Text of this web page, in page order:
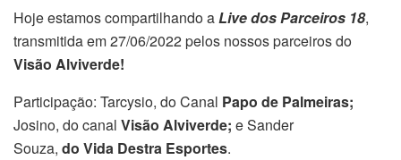
Hoje estamos compartilhando aLive dos Parceiros 18,
transmitida em 27/06/2022 pelos nossos parceiros do
Visão Alviverde!
Participação: Tarcysio, do Canal Papo de Palmeiras;
Josino, do canal Visão Alviverde; e Sander
Souza, do Vida Destra Esportes.